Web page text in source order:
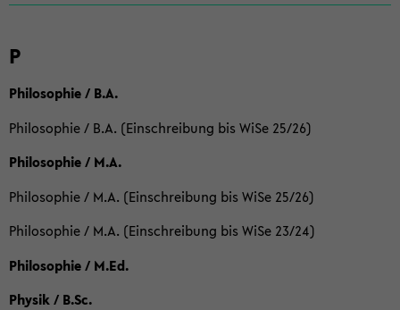
P
Philosophie / B.A.
Philosophie / B.A. (Einschreibung bis WiSe 25/26)
Philosophie / M.A.
Philosophie / M.A. (Einschreibung bis WiSe 25/26)
Philosophie / M.A. (Einschreibung bis WiSe 23/24)
Philosophie / M.Ed.
Physik / B.Sc.